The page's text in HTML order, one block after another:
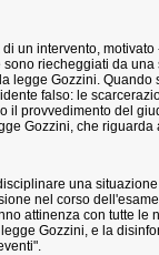
un intervento,
riecheggiati da
legge Gozzini. Quando
falso: le
il provvedimento del
Gozzini, che riguarda
una
nel corso
attinenza con tutte le
Gozzini, e la